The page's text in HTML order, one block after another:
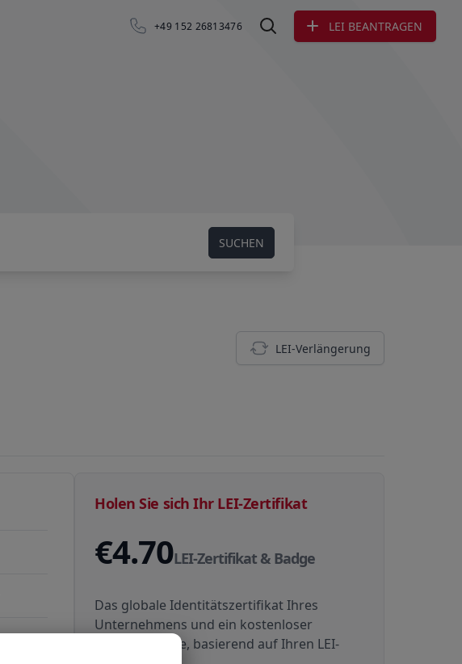
+49 152 26813476 LEI suchenLEI BEANTRAGEN
SUCHEN
LEI-Verlängerung
Holen Sie sich Ihr LEI-Zertifikat
€4.70LEI-Zertifikat & Badge
Das globale Identitätszertifikat Ihres
Unternehmens und ein kostenloser
Website-Badge, basierend auf Ihren LEI-